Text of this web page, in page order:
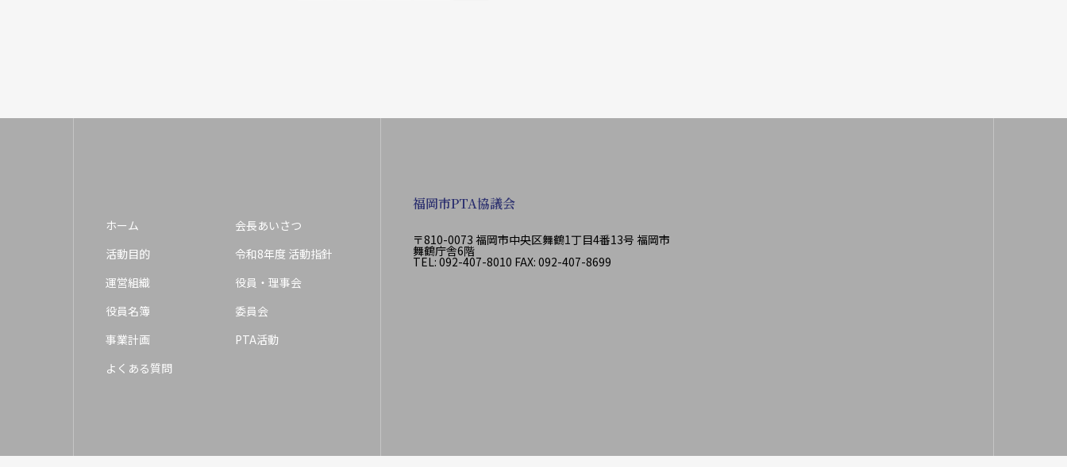
ホーム
会長あいさつ
活動目的
令和8年度 活動指針
運営組織
役員・理事会
役員名簿
委員会
事業計画
PTA活動
よくある質問
福岡市PTA協議会
〒810-0073 福岡市中央区舞鶴1丁目4番13号 福岡市
舞鶴庁舎6階
TEL: 092-407-8010 FAX: 092-407-8699